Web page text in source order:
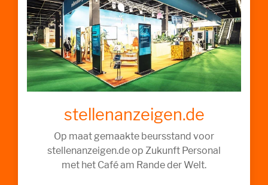
stellenanzeigen.de
Op maat gemaakte beursstand voor
stellenanzeigen.de op Zukunft Personal
met het Café am Rande der Welt.